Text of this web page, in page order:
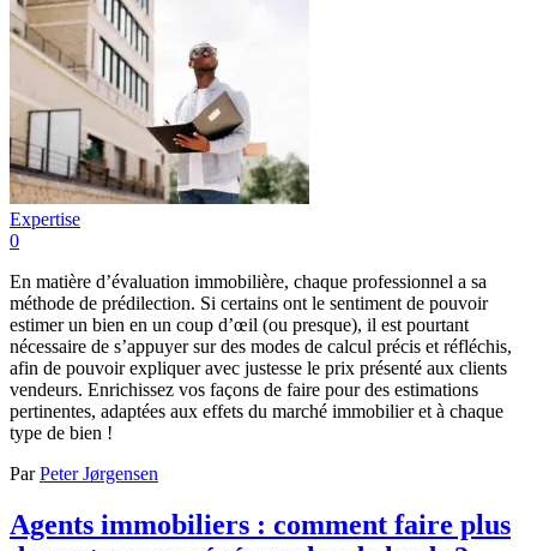
Expertise
0
En matière d’évaluation immobilière, chaque professionnel a sa
méthode de prédilection. Si certains ont le sentiment de pouvoir
estimer un bien en un coup d’œil (ou presque), il est pourtant
nécessaire de s’appuyer sur des modes de calcul précis et réfléchis,
afin de pouvoir expliquer avec justesse le prix présenté aux clients
vendeurs. Enrichissez vos façons de faire pour des estimations
pertinentes, adaptées aux effets du marché immobilier et à chaque
type de bien !
ParPeter Jørgensen
Agents immobiliers : comment faire plus